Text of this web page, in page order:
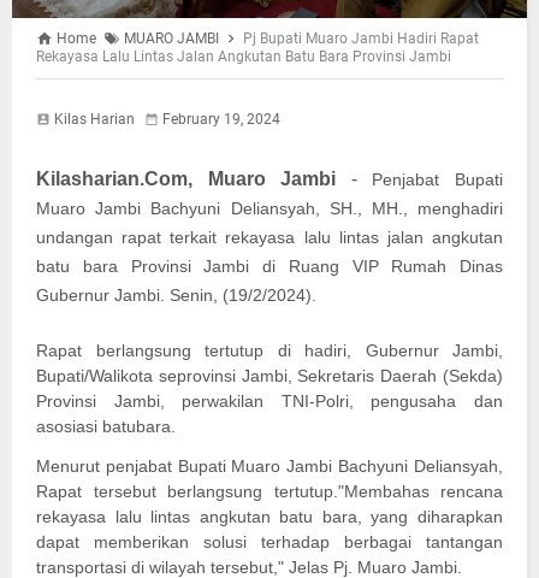
Home MUARO JAMBI
Pj Bupati Muaro Jambi Hadiri Rapat
Rekayasa Lalu Lintas Jalan Angkutan Batu Bara Provinsi Jambi
Kilas Harian February 19, 2024
Kilasharian.Com, Muaro Jambi - Penjabat Bupati
Muaro Jambi Bachyuni Deliansyah, SH., MH., menghadiri
undangan rapat terkait rekayasa lalu lintas jalan angkutan
batu bara Provinsi Jambi di Ruang VIP Rumah Dinas
Gubernur Jambi. Senin, (19/2/2024).
Rapat berlangsung tertutup di hadiri, Gubernur Jambi,
Bupati/Walikota seprovinsi Jambi, Sekretaris Daerah (Sekda)
Provinsi Jambi, perwakilan TNI-Polri, pengusaha dan
asosiasi batubara.
Menurut penjabat Bupati Muaro Jambi Bachyuni Deliansyah,
Rapat tersebut berlangsung tertutup."Membahas rencana
rekayasa lalu lintas angkutan batu bara, yang diharapkan
dapat memberikan solusi terhadap berbagai tantangan
transportasi di wilayah tersebut," Jelas Pj. Muaro Jambi.